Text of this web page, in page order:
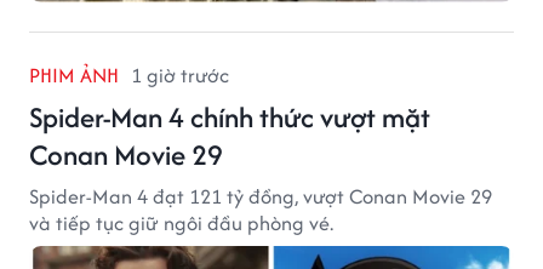
PHIM ẢNH 1 giờ trước
Spider-Man 4 chính thức vượt mặt
Conan Movie 29
Spider-Man 4 đạt 121 tỷ đồng, vượt Conan Movie 29
và tiếp tục giữ ngôi đầu phòng vé.